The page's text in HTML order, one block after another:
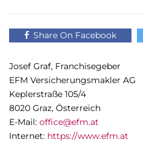
Share On Facebook
Josef Graf, Franchisegeber
EFM Versicherungsmakler AG
Keplerstraße 105/4
8020 Graz, Österreich
E-Mail: office@efm.at
Internet: https://www.efm.at